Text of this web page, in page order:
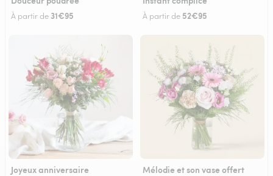
À partir de 31€95 À partir de 52€95
Joyeux anniversaire Mélodie et son vase offert